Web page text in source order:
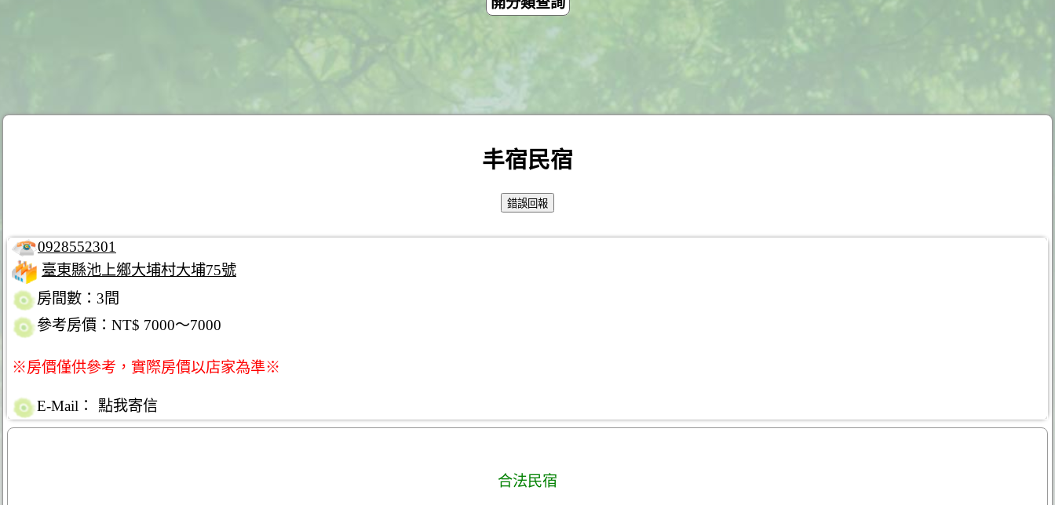
丰宿民宿
0928552301
臺東縣池上鄉大埔村大埔75號
房間數：3間
參考房價：NT$ 7000～7000
※房價僅供參考，實際房價以店家為準※
E-Mail： 點我寄信
合法民宿